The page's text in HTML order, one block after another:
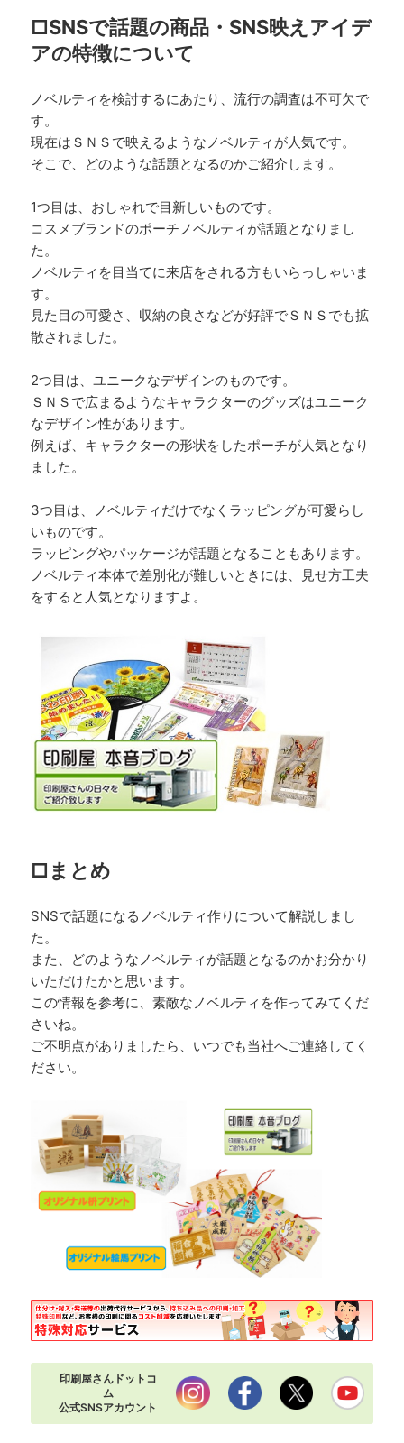
□SNSで話題の商品・SNS映えアイデ
アの特徴について
ノベルティを検討するにあたり、流行の調査は不可欠で
す。
現在はＳＮＳで映えるようなノベルティが人気です。
そこで、どのような話題となるのかご紹介します。
1つ目は、おしゃれで目新しいものです。
コスメブランドのポーチノベルティが話題となりまし
た。
ノベルティを目当てに来店をされる方もいらっしゃいま
す。
見た目の可愛さ、収納の良さなどが好評でＳＮＳでも拡
散されました。
2つ目は、ユニークなデザインのものです。
ＳＮＳで広まるようなキャラクターのグッズはユニーク
なデザイン性があります。
例えば、キャラクターの形状をしたポーチが人気となり
ました。
3つ目は、ノベルティだけでなくラッピングが可愛らし
いものです。
ラッピングやパッケージが話題となることもあります。
ノベルティ本体で差別化が難しいときには、見せ方工夫
をすると人気となりますよ。
□まとめ
SNSで話題になるノベルティ作りについて解説しまし
た。
また、どのようなノベルティが話題となるのかお分かり
いただけたかと思います。
この情報を参考に、素敵なノベルティを作ってみてくだ
さいね。
ご不明点がありましたら、いつでも当社へご連絡してく
ださい。
印刷屋さんドットコ
ム
公式SNSアカウント